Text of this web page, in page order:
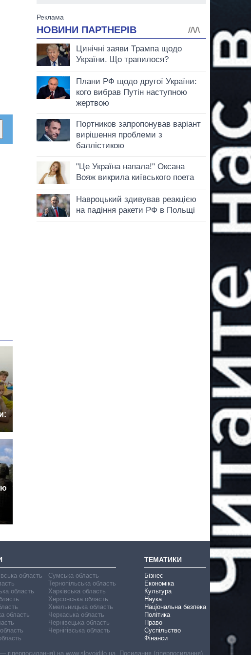
область
область
область
Сумська область
Тернопільська область
Харківська область
Херсонська область
Хмельницька область
Черкаська область
Чернівецька область
Чернігівська область
ТЕМАТИКИ
Бізнес
Економіка
Культура
Наука
Національна безпека
Політика
Право
Суспільство
Фінанси
гіперпосилання) на www.slovoidilo.ua. Посилання (гіперпосилання)